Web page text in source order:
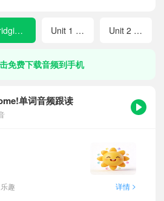
Bridging Unit 3 Welcome! Unit 1 You and Me Unit 2 We're Family!
免费下载音频到手机
单词音频跟读
趣
详情 >